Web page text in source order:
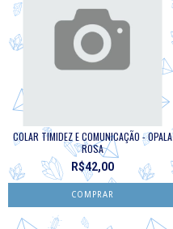
COLAR TIMIDEZ E COMUNICAÇÃO - OPALA
ROSA
R$42,00